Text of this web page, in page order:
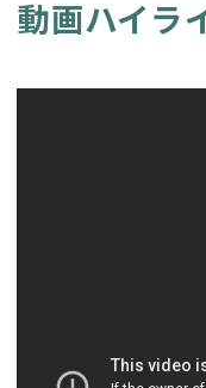
動画ハイラ